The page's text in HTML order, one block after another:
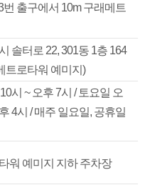
번 출구에서 10m 구래메트
솔터로 22, 301동 1층 164
트로타워 예미지)
시 ~ 오후 7시 / 토요일 오
4시 / 매주 일요일, 공휴일
워 예미지 지하 주차장